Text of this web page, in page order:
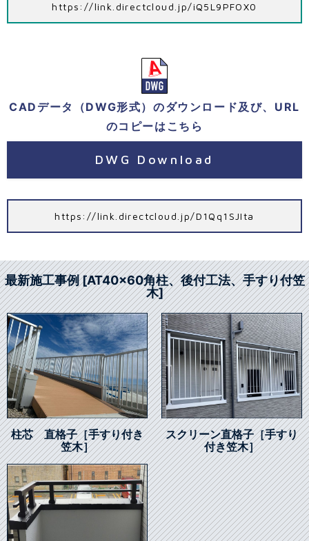
https://link.directcloud.jp/iQ5L9PFOX0
CADデータ（DWG形式）のダウンロード及び、URL
のコピーはこちら
DWG Download
https://link.directcloud.jp/D1Qq1SJIta
最新施工事例 [AT40x60角柱、後付工法、手すり付笠
木]
柱芯 直格子［手すり付き
笠木］
スクリーン直格子［手すり
付き笠木］